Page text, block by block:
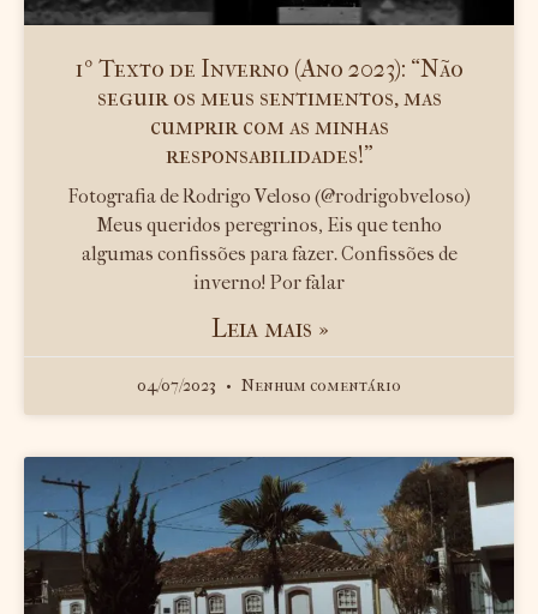
1º Texto de Inverno (Ano 2023): “Não
seguir os meus sentimentos, mas
cumprir com as minhas
responsabilidades!”
Fotografia de Rodrigo Veloso (@rodrigobveloso)
Meus queridos peregrinos, Eis que tenho
algumas confissões para fazer. Confissões de
inverno! Por falar
Leia mais »
04/07/2023 Nenhum comentário